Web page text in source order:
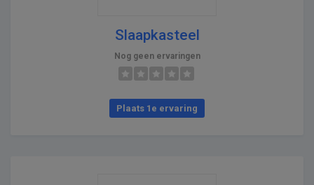
Slaapkasteel
Nog geen ervaringen
Plaats 1e ervaring